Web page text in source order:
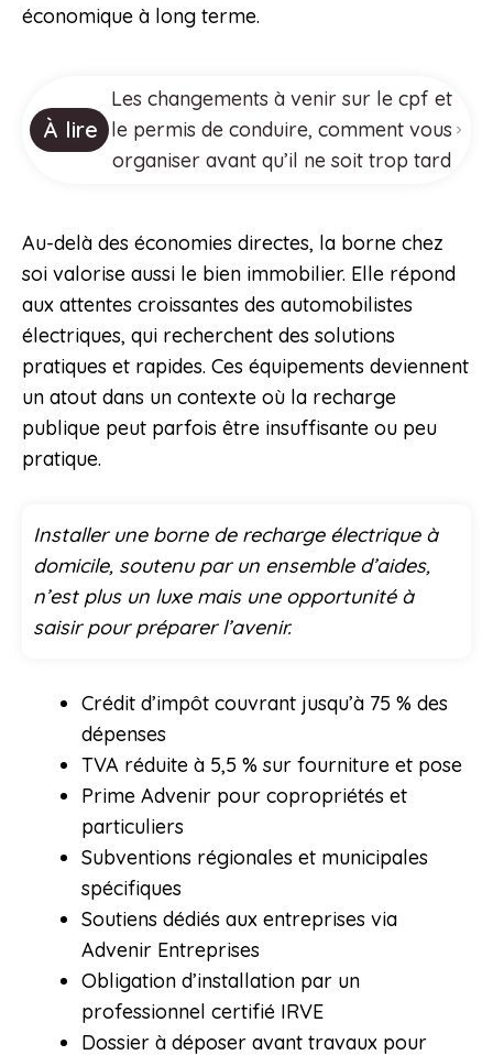
économique à long terme.
À lire
Les changements à venir sur le cpf et
le permis de conduire, comment vous
organiser avant qu’il ne soit trop tard
Au-delà des économies directes, la borne chez
soi valorise aussi le bien immobilier. Elle répond
aux attentes croissantes des automobilistes
électriques, qui recherchent des solutions
pratiques et rapides. Ces équipements deviennent
un atout dans un contexte où la recharge
publique peut parfois être insuffisante ou peu
pratique.
Installer une borne de recharge électrique à
domicile, soutenu par un ensemble d’aides,
n’est plus un luxe mais une opportunité à
saisir pour préparer l’avenir.
Crédit d’impôt couvrant jusqu’à 75 % des
dépenses
TVA réduite à 5,5 % sur fourniture et pose
Prime Advenir pour copropriétés et
particuliers
Subventions régionales et municipales
spécifiques
Soutiens dédiés aux entreprises via
Advenir Entreprises
Obligation d’installation par un
professionnel certifié IRVE
Dossier à déposer avant travaux pour